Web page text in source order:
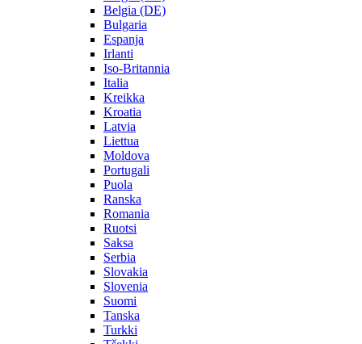
Belgia (DE)
Bulgaria
Espanja
Irlanti
Iso-Britannia
Italia
Kreikka
Kroatia
Latvia
Liettua
Moldova
Portugali
Puola
Ranska
Romania
Ruotsi
Saksa
Serbia
Slovakia
Slovenia
Suomi
Tanska
Turkki